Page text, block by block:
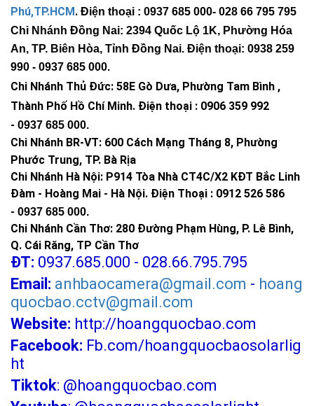
Phú,TP.HCM. Điện thoại : 0937 685 000- 028 66 795 795
Chi Nhánh Đồng Nai: 2394 Quốc Lộ 1K, Phường Hóa
An, TP. Biên Hòa, Tỉnh Đồng Nai. Điện thoại: 0938 259
990 - 0937 685 000.
Chi Nhánh Thủ Đức: 58E Gò Dưa, Phường Tam Bình ,
Thành Phố Hồ Chí Minh. Điện thoại : 0906 359 992
- 0937 685 000.
Chi Nhánh BR-VT: 600 Cách Mạng Tháng 8, Phường
Phước Trung, TP. Bà Rịa
Chi Nhánh Hà Nội: P914 Tòa Nhà CT4C/X2 KĐT Bắc Linh
Đàm - Hoàng Mai - Hà Nội. Điện Thoại : 0912 526 586
- 0937 685 000.
Chi Nhánh Cần Thơ: 280 Đường Phạm Hùng, P. Lê Bình,
Q. Cái Răng, TP Cần Thơ
ĐT: 0937.685.000 - 028.66.795.795
Email: anhbaocamera@gmail.com - hoang
quocbao.cctv@gmail.com
Website: http://hoangquocbao.com
Facebook: Fb.com/hoangquocbaosolarlig
ht
Tiktok: @hoangquocbao.com